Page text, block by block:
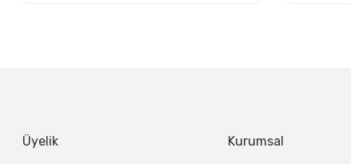
Üyelik Kurumsal